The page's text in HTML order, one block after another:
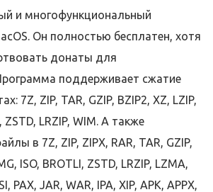
и многофункциональный
Он полностью бесплатен, хотя
донаты для
поддерживает сжатие
7Z, ZIP, TAR, GZIP, BZIP2, XZ, LZIP,
ZSTD, LRZIP, WIM. А также
в 7Z, ZIP, ZIPX, RAR, TAR, GZIP,
ISO, BROTLI, ZSTD, LRZIP, LZMA,
PAX, JAR, WAR, IPA, XIP, APK, APPX,